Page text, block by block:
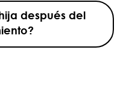
después del